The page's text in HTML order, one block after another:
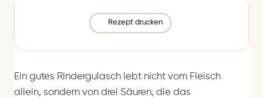
Rezept drucken
Ein gutes Rindergulasch lebt nicht vom Fleisch
allein, sondern von drei Säuren, die das